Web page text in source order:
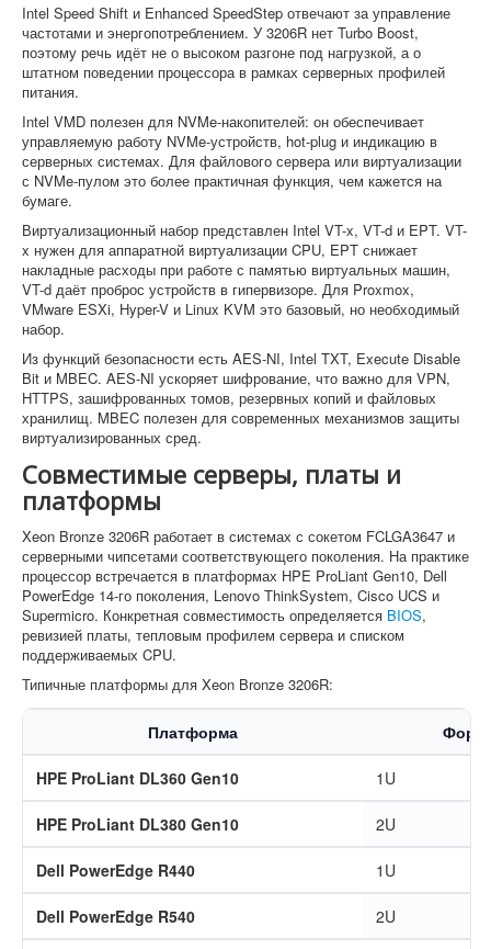
Intel Speed Shift и Enhanced SpeedStep отвечают за управление
частотами и энергопотреблением. У 3206R нет Turbo Boost,
поэтому речь идёт не о высоком разгоне под нагрузкой, а о
штатном поведении процессора в рамках серверных профилей
питания.
Intel VMD полезен для NVMe-накопителей: он обеспечивает
управляемую работу NVMe-устройств, hot-plug и индикацию в
серверных системах. Для файлового сервера или виртуализации
с NVMe-пулом это более практичная функция, чем кажется на
бумаге.
Виртуализационный набор представлен Intel VT-x, VT-d и EPT. VT-
x нужен для аппаратной виртуализации CPU, EPT снижает
накладные расходы при работе с памятью виртуальных машин,
VT-d даёт проброс устройств в гипервизоре. Для Proxmox,
VMware ESXi, Hyper-V и Linux KVM это базовый, но необходимый
набор.
Из функций безопасности есть AES-NI, Intel TXT, Execute Disable
Bit и MBEC. AES-NI ускоряет шифрование, что важно для VPN,
HTTPS, зашифрованных томов, резервных копий и файловых
хранилищ. MBEC полезен для современных механизмов защиты
виртуализированных сред.
Совместимые серверы, платы и
платформы
Xeon Bronze 3206R работает в системах с сокетом FCLGA3647 и
серверными чипсетами соответствующего поколения. На практике
процессор встречается в платформах HPE ProLiant Gen10, Dell
PowerEdge 14-го поколения, Lenovo ThinkSystem, Cisco UCS и
Supermicro. Конкретная совместимость определяется BIOS,
ревизией платы, тепловым профилем сервера и списком
поддерживаемых CPU.
Типичные платформы для Xeon Bronze 3206R:
Платформа
HPE ProLiant DL360 Gen10 1U
HPE ProLiant DL380 Gen10 2U
Dell PowerEdge R440 1U
Dell PowerEdge R540 2U